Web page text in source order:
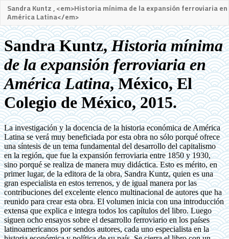
Sandra Kuntz , <em>Historia mínima de la expansión ferroviaria en
América Latina</em>